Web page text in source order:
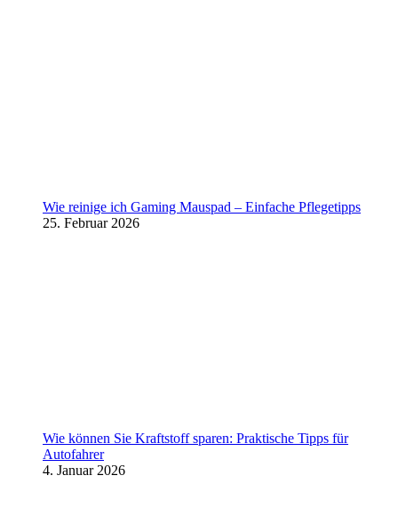
Wie reinige ich Gaming Mauspad – Einfache Pflegetipps
25. Februar 2026
Wie können Sie Kraftstoff sparen: Praktische Tipps für
Autofahrer
4. Januar 2026